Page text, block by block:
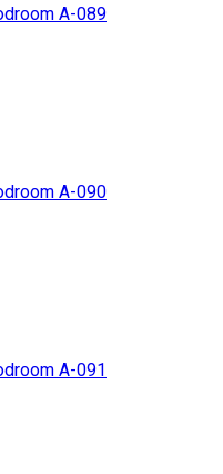
A-089
A-090
A-091